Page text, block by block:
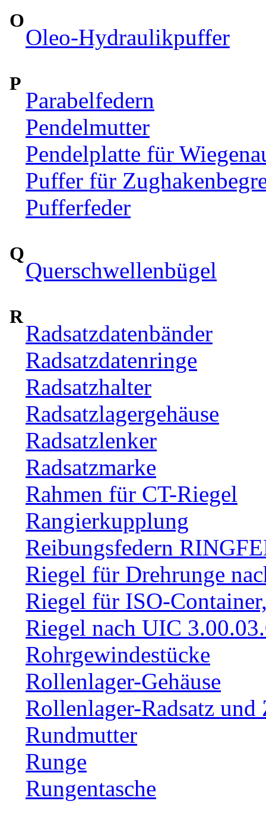
O
Oleo-Hydraulikpuffer
P
Parabelfedern
Pendelmutter
Pendelplatte für
Puffer für
Pufferfeder
Q
Querschwellenbügel
R
Radsatzdatenbänder
Radsatzdatenringe
Radsatzhalter
Radsatzlagergehäuse
Radsatzlenker
Radsatzmarke
Rahmen für CT-Riegel
Rangierkupplung
Reibungsfedern
Riegel für Drehrunge
Riegel für ISO-
Riegel nach UIC
Rohrgewindestücke
Rollenlager-Gehäuse
Rollenlager-Radsatz und
Rundmutter
Runge
Rungentasche